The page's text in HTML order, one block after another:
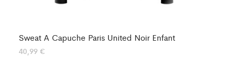
Sweat A Capuche Paris United Noir Enfant
40,99 €